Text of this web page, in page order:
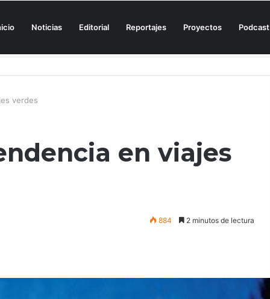
Noticias Editorial Reportajes Proyectos Podcast
verdes
en viajes
884 2 minutos de lectura